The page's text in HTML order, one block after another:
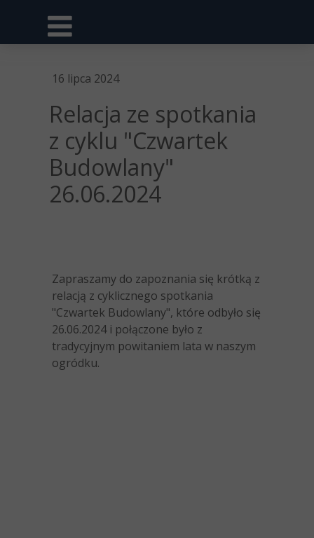
16 lipca 2024
Relacja ze spotkania
z cyklu "Czwartek
Budowlany"
26.06.2024
Zapraszamy do zapoznania się krótką z
relacją z cyklicznego spotkania
"Czwartek Budowlany", które odbyło się
26.06.2024 i połączone było z
tradycyjnym powitaniem lata w naszym
ogródku.